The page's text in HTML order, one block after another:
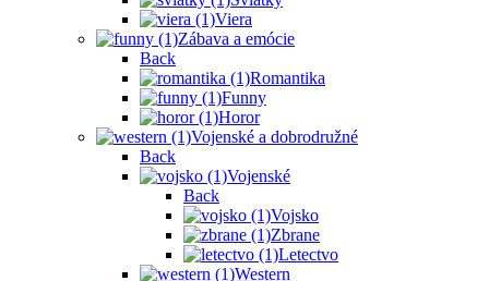
Viera
Zábava a emócie
Back
Romantika
Funny
Horor
Vojenské a dobrodružné
Back
Vojenské
Back
Vojsko
Zbrane
Letectvo
Western